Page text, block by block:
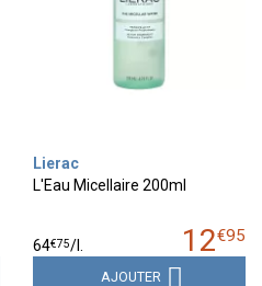
Lierac
L'Eau Micellaire 200ml
12€95
64€75/
AJOUTER